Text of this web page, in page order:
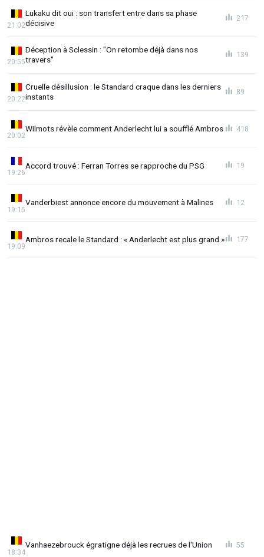
Lukaku dit oui : son transfert entre dans sa phase
décisive
21:02
217
Déception à Sclessin : "On retombe déjà dans nos
travers"
20:55
139
Cruelle désillusion : le Standard craque dans les derniers
instants
20:22
89
Wilmots révèle comment Anderlecht lui a soufflé Ambros
20:02
418
Accord trouvé : Ferran Torres se rapproche du PSG
19:26
19
Vanderbiest annonce encore du mouvement à Malines
19:15
12
Ambros recale le Standard : « Anderlecht est plus grand »
19:09
177
Vanhaezebrouck égratigne déjà les recrues de l'Union
18:34
55